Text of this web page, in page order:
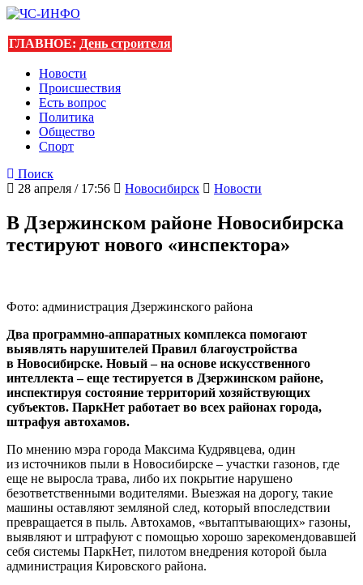
ГЛАВНОЕ: День строителя
Новости
Происшествия
Есть вопрос
Политика
Общество
Спорт
Поиск
28 апреля / 17:56
Новосибирск Новости
В Дзержинском районе Новосибирска
тестируют нового «инспектора»
Фото: администрация Дзержинского района
Два программно-аппаратных комплекса помогают
выявлять нарушителей Правил благоустройства
в Новосибирске. Новый – на основе искусственного
интеллекта – еще тестируется в Дзержинском районе,
инспектируя состояние территорий хозяйствующих
субъектов. ПаркНет работает во всех районах города,
штрафуя автохамов.
По мнению мэра города Максима Кудрявцева, один
из источников пыли в Новосибирске – участки газонов, где
еще не выросла трава, либо их покрытие нарушено
безответственными водителями. Выезжая на дорогу, такие
машины оставляют земляной след, который впоследствии
превращается в пыль. Автохамов, «вытаптывающих» газоны,
выявляют и штрафуют с помощью хорошо зарекомендовавшей
себя системы ПаркНет, пилотом внедрения которой была
администрация Кировского района.